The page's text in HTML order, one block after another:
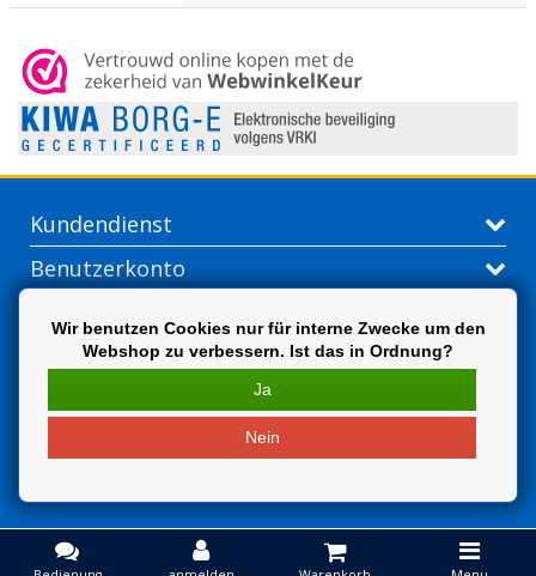
Kundendienst
Benutzerkonto
Extra
Wir benutzen Cookies nur für interne Zwecke um den
Webshop zu verbessern. Ist das in Ordnung?
Ja
Nein